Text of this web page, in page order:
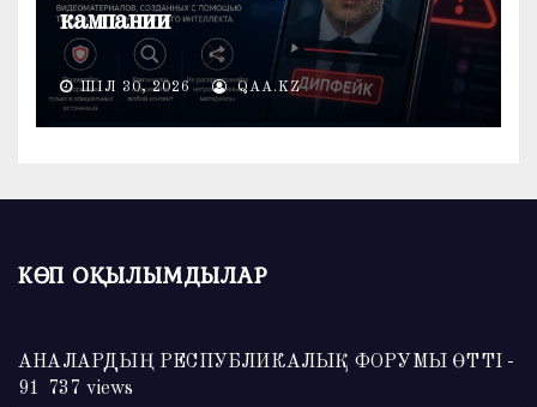
кампании
ШІЛ 30, 2026 QAA.KZ
КӨП ОҚЫЛЫМДЫЛАР
АНАЛАРДЫҢ РЕСПУБЛИКАЛЫҚ ФОРУМЫ ӨТТІ -
91 737 views